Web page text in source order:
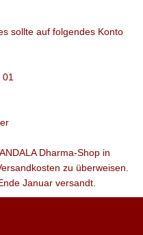
sollte auf folgendes Konto
Dharma-Shop in
zu überweisen.
Januar versandt.